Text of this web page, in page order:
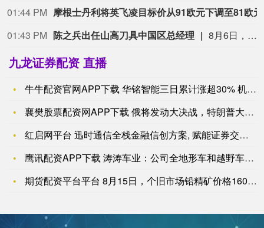
01:44 PM
01:43 PM 陈之兵出任山高刀具中国区总经理 8月6日，山高刀具宣布，陈之兵自2026年8月1日起正式出任山高刀具中国区总经理。陈之兵曾于山特维克可乐满中国区及北亚地区担任多个核心管理职位。
九龙证券配资 直播
牛牛配资官网APP下载 华铭智能三日累计涨超30% 机构席位
襄樊股票配资网APP下载 俄将发动大决战，特朗普大怒，美军高
红启网平台 迅时通信全栈金融信创方案, 赋能证券交易所通信系
鹰讯配资APP下载 涛涛车业：公司全地形车和越野车的销售涉及
期货配资平台平台 8月15日，个旧市场铅精矿价格16050-